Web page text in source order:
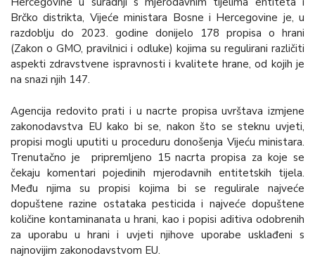
Brčko distrikta, Vijeće ministara Bosne i Hercegovine je, u
razdoblju do 2023. godine donijelo 178 propisa o hrani
(Zakon o GMO, pravilnici i odluke) kojima su regulirani različiti
aspekti zdravstvene ispravnosti i kvalitete hrane, od kojih je
na snazi njih 147.
Agencija redovito prati i u nacrte propisa uvrštava izmjene
zakonodavstva EU kako bi se, nakon što se steknu uvjeti,
propisi mogli uputiti u proceduru donošenja Vijeću ministara.
Trenutačno je pripremljeno 15 nacrta propisa za koje se
čekaju komentari pojedinih mjerodavnih entitetskih tijela.
Među njima su propisi kojima bi se regulirale najveće
dopuštene razine ostataka pesticida i najveće dopuštene
količine kontaminanata u hrani, kao i popisi aditiva odobrenih
za uporabu u hrani i uvjeti njihove uporabe usklađeni s
najnovijim zakonodavstvom EU.